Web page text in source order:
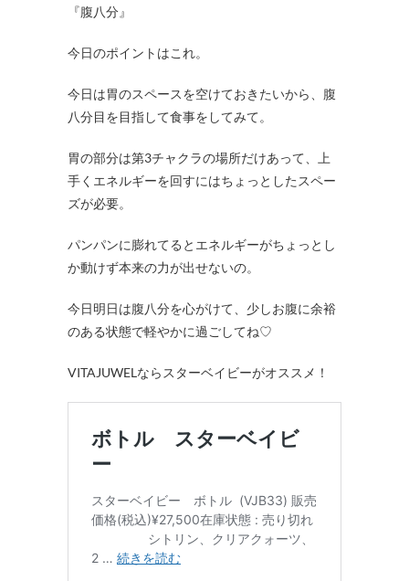
『腹八分』
今日のポイントはこれ。
今日は胃のスペースを空けておきたいから、腹
八分目を目指して食事をしてみて。
胃の部分は第3チャクラの場所だけあって、上
手くエネルギーを回すにはちょっとしたスペー
ズが必要。
パンパンに膨れてるとエネルギーがちょっとし
か動けず本来の力が出せないの。
今日明日は腹八分を心がけて、少しお腹に余裕
のある状態で軽やかに過ごしてね♡
VITAJUWELならスターベイビーがオススメ！